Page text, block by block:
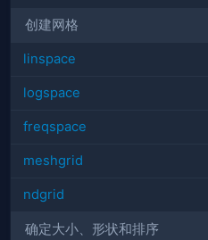
创建网格
linspace
logspace
freqspace
meshgrid
ndgrid
确定大小、形状和排序